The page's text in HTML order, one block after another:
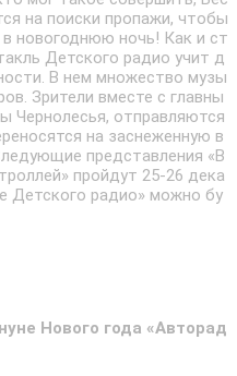
на поиски пропажи, чтобы
новогоднюю ночь! Как и ст
Детского радио учит д
В нем множество музы
Зрители вместе с главны
Чернолесья, отправляются
на заснеженную в
представления «В
пройдут 25-26 дека
Детского радио» можно бу
Нового года «Авторад